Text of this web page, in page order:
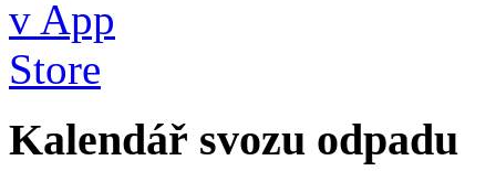
Kalendář svozu odpadu